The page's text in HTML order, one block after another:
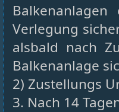
Verlegung
alsbald nach
Balkenanlage
2) Zustellungs
3. Nach 14